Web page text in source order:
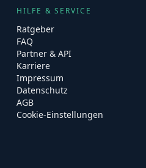
HILFE & SERVICE
Ratgeber
FAQ
Partner & API
Karriere
Impressum
Datenschutz
AGB
Cookie-Einstellungen